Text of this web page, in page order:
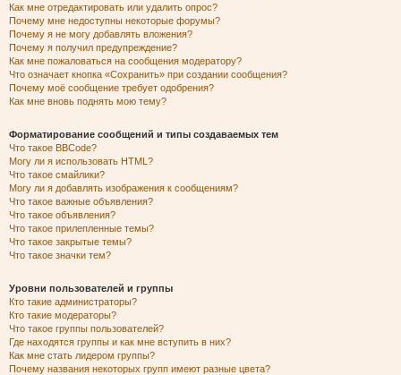
Как мне отредактировать или удалить опрос?
Почему мне недоступны некоторые форумы?
Почему я не могу добавлять вложения?
Почему я получил предупреждение?
Как мне пожаловаться на сообщения модератору?
Что означает кнопка «Сохранить» при создании сообщения?
Почему моё сообщение требует одобрения?
Как мне вновь поднять мою тему?
Форматирование сообщений и типы создаваемых тем
Что такое BBCode?
Могу ли я использовать HTML?
Что такое смайлики?
Могу ли я добавлять изображения к сообщениям?
Что такое важные объявления?
Что такое объявления?
Что такое прилепленные темы?
Что такое закрытые темы?
Что такое значки тем?
Уровни пользователей и группы
Кто такие администраторы?
Кто такие модераторы?
Что такое группы пользователей?
Где находятся группы и как мне вступить в них?
Как мне стать лидером группы?
Почему названия некоторых групп имеют разные цвета?